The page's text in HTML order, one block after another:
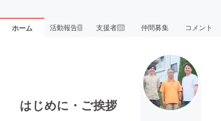
ホーム 活動報告1 支援者30 仲間募集 コメント
はじめに・ご挨拶